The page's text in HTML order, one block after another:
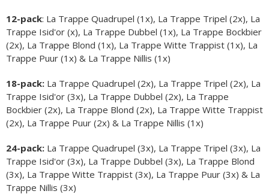
12-pack: La Trappe Quadrupel (1x), La Trappe Tripel (2x), La
Trappe Isid'or (x), La Trappe Dubbel (1x), La Trappe Bockbier
(2x), La Trappe Blond (1x), La Trappe Witte Trappist (1x), La
Trappe Puur (1x) & La Trappe Nillis (1x)
18-pack: La Trappe Quadrupel (2x), La Trappe Tripel (2x), La
Trappe Isid'or (3x), La Trappe Dubbel (2x), La Trappe
Bockbier (2x), La Trappe Blond (2x), La Trappe Witte Trappist
(2x), La Trappe Puur (2x) & La Trappe Nillis (1x)
24-pack: La Trappe Quadrupel (3x), La Trappe Tripel (3x), La
Trappe Isid'or (3x), La Trappe Dubbel (3x), La Trappe Blond
(3x), La Trappe Witte Trappist (3x), La Trappe Puur (3x) & La
Trappe Nillis (3x)